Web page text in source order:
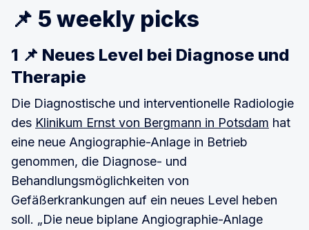
📌 5 weekly picks
1 📌 Neues Level bei Diagnose und
Therapie
Die Diagnostische und interventionelle Radiologie
des Klinikum Ernst von Bergmann in Potsdam hat
eine neue Angiographie-Anlage in Betrieb
genommen, die Diagnose- und
Behandlungsmöglichkeiten von
Gefäßerkrankungen auf ein neues Level heben
soll. „Die neue biplane Angiographie-Anlage